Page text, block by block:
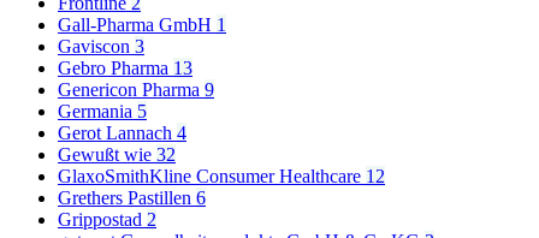
Gall-Pharma GmbH 1
Gaviscon 3
Gebro Pharma 13
Genericon Pharma 9
Germania 5
Gerot Lannach 4
Gewußt wie 32
GlaxoSmithKline Consumer Healthcare 12
Grethers Pastillen 6
Grippostad 2